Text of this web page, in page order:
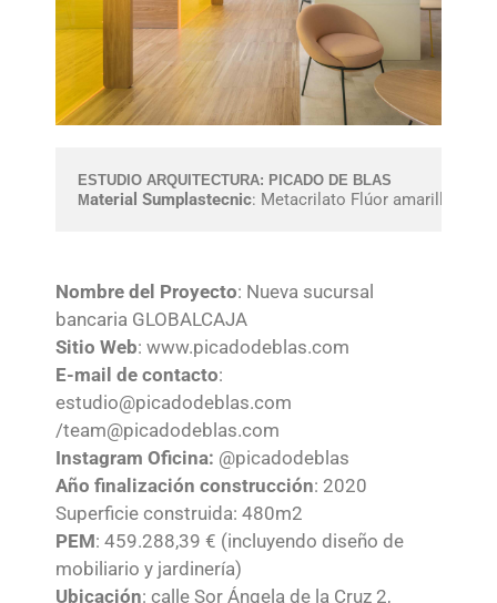
ESTUDIO ARQUITECTURA: PICADO DE BLAS
Material Sumplastecnic: Metacrilato Flúor amarillo
Nombre del Proyecto: Nueva sucursal
bancaria GLOBALCAJA
Sitio Web: www.picadodeblas.com
E-mail de contacto:
estudio@picadodeblas.com
/team@picadodeblas.com
Instagram Oficina: @picadodeblas
Año finalización construcción: 2020
Superficie construida: 480m2
PEM: 459.288,39 € (incluyendo diseño de
mobiliario y jardinería)
Ubicación: calle Sor Ángela de la Cruz 2,